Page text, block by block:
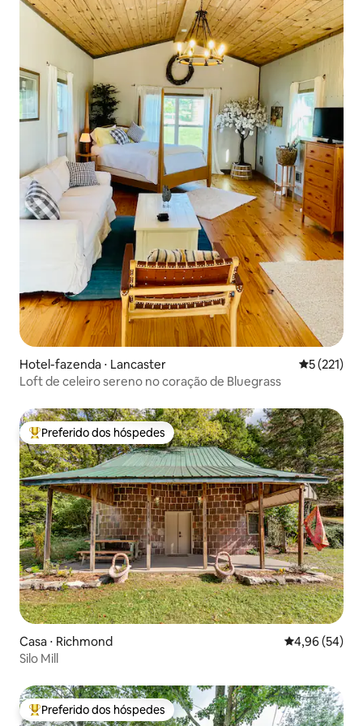
Hotel-fazenda ⋅ Lancaster 5 de uma
5 (221)
Loft de celeiro sereno no coração de Bluegrass
Entre os melhores preferidos dos hóspedes
Preferido dos hóspedes
Casa ⋅ Richmond 4,96 de uma
4,96 (54)
Silo Mill
Entre os melhores preferidos dos hóspedes
Preferido dos hóspedes